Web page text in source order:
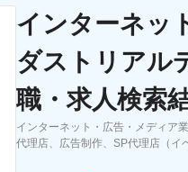
パートナーエージェント
インターネッ
ダストリアル
職・求人検索
インターネット・広告・メディア
代理店、広告制作、SP代理店（イ